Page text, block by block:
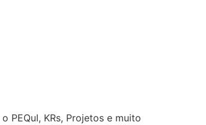
PEQuI, KRs, Projetos e muito